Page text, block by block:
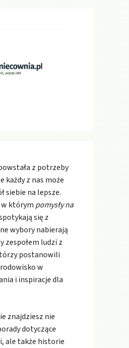
z potrzeby
każdy z nas może
siebie na lepsze.
w którym pomysły na
się z
wybory nabierają
zespołem ludzi z
postanowili
w
i inspiracje dla
znajdziesz nie
dotyczące
ale także historie